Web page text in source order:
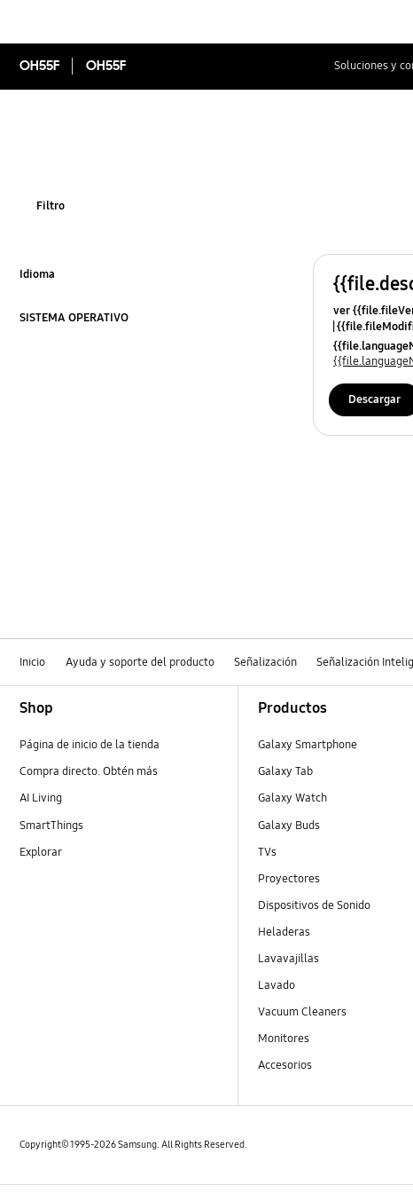
OH55F OH55F Soluciones y
Filtro
Idioma
SISTEMA OPERATIVO ver
Descargar
Inicio Ayuda y soporte del producto Señalización Señalización
Shop
Página de inicio de la tienda
Compra directo. Obtén más
AI Living
SmartThings
Explorar
Productos
Galaxy Smartphone
Galaxy Tab
Galaxy Watch
Galaxy Buds
TVs
Proyectores
Dispositivos de Sonido
Heladeras
Lavavajillas
Lavado
Vacuum Cleaners
Monitores
Accesorios
Copyright© 1995-2026 Samsung. All Rights Reserved.